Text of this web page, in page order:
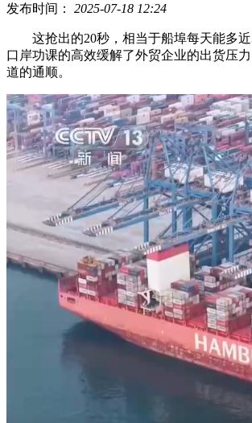
发布时间： 2025-07-18 12:24
这抢出的20秒，相当于船埠每天能多近
口岸功课的高效缓解了外贸企业的出货压
道的通顺。